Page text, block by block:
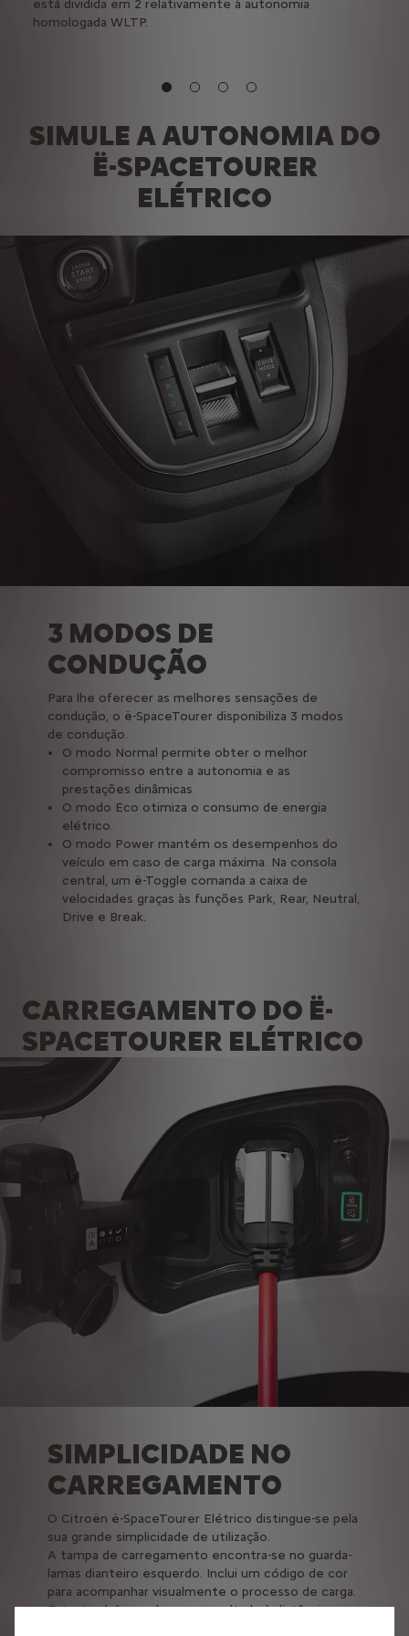
está dividida em 2 relativamente à autonomia
homologada WLTP.
SIMULE A AUTONOMIA DO
Ë-SPACETOURER
ELÉTRICO
3 MODOS DE
CONDUÇÃO
Para lhe oferecer as melhores sensações de
condução, o ë-SpaceTourer disponibiliza 3 modos
de condução.
O modo Normal permite obter o melhor
compromisso entre a autonomia e as
prestações dinâmicas
O modo Eco otimiza o consumo de energia
elétrico.
O modo Power mantém os desempenhos do
veículo em caso de carga máxima. Na consola
central, um ë-Toggle comanda a caixa de
velocidades graças às funções Park, Rear, Neutral,
Drive e Break.
CARREGAMENTO DO Ë-
SPACETOURER ELÉTRICO
SIMPLICIDADE NO
CARREGAMENTO
O Citroën ë-SpaceTourer Elétrico distingue-se pela
sua grande simplicidade de utilização.
A tampa de carregamento encontra-se no guarda-
lamas dianteiro esquerdo. Inclui um código de cor
para acompanhar visualmente o processo de carga.
Este também pode ser consultado à distância